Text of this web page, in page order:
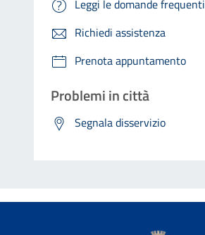
Leggi le domande frequenti
Richiedi assistenza
Prenota appuntamento
Problemi in città
Segnala disservizio